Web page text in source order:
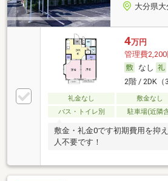
大分県
4万円
管理費2,200
なし
2階 / 2DK（
礼金なし 敷金なし
バス・トイレ別
駐車場(近隣
敷金・礼金0です初期費用を抑
人不要です！